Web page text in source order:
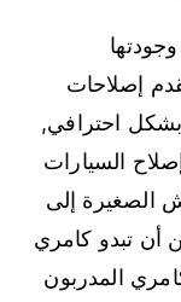
إصلاحات
احترافي,
السيارات
الصغيرة إلى
أن تبدو كامري
المدربون